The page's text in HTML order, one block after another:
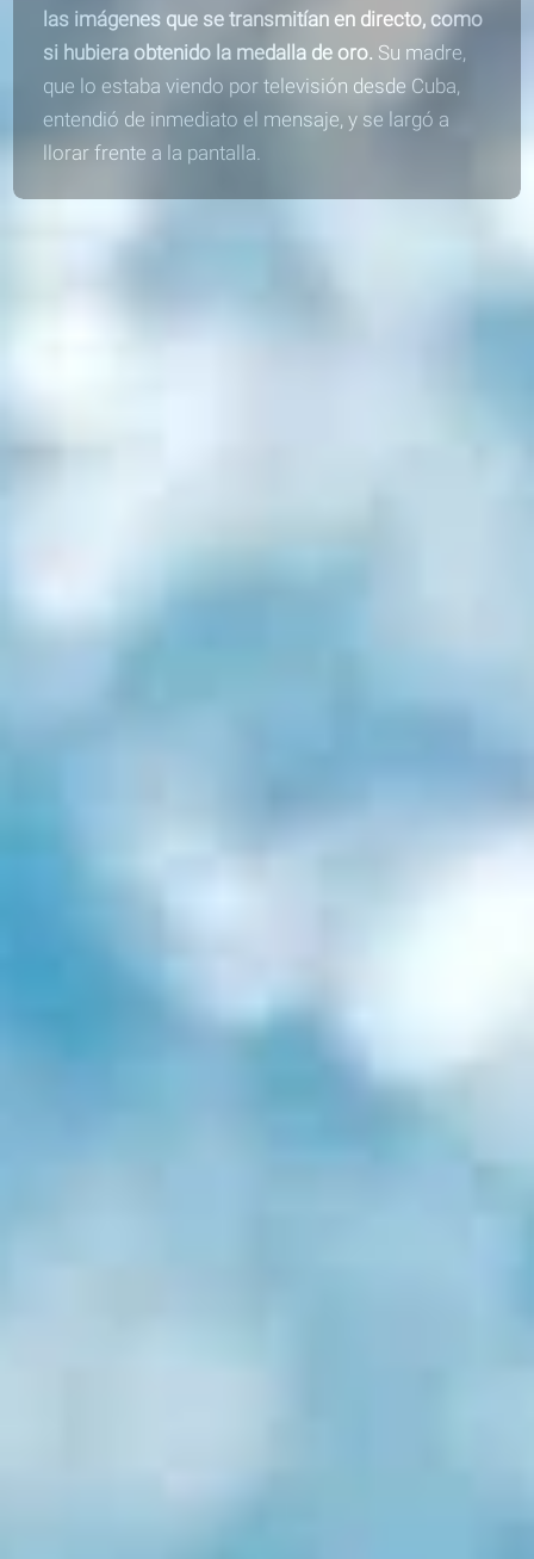
las imágenes que se transmitían en directo, como
si hubiera obtenido la medalla de oro. Su madre,
que lo estaba viendo por televisión desde Cuba,
entendió de inmediato el mensaje, y se largó a
llorar frente a la pantalla.